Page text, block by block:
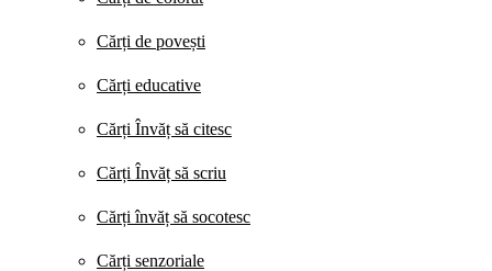
Cărți de povești
Cărți educative
Cărți Învăț să citesc
Cărți Învăț să scriu
Cărți învăț să socotesc
Cărți senzoriale